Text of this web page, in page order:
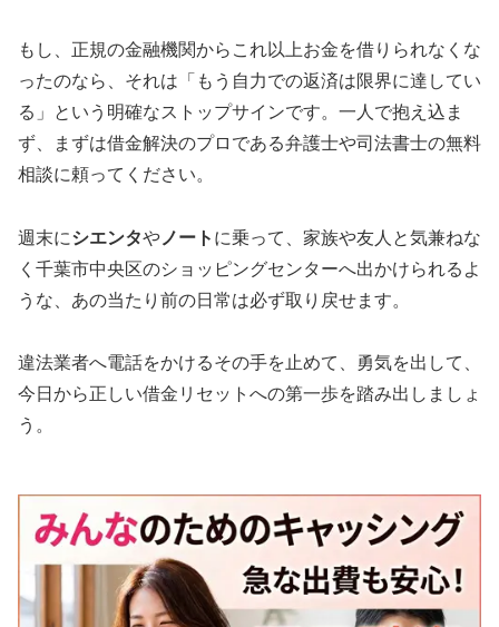
もし、正規の金融機関からこれ以上お金を借りられなくな
ったのなら、それは「もう自力での返済は限界に達してい
る」という明確なストップサインです。一人で抱え込ま
ず、まずは借金解決のプロである弁護士や司法書士の無料
相談に頼ってください。
週末にシエンタや ノート に乗って、家族や友人と気兼ねな
く千葉市中央区のショッピングセンターへ出かけられるよ
うな、あの当たり前の日常は必ず取り戻せます。
違法業者へ電話をかけるその手を止めて、勇気を出して、
今日から正しい借金リセットへの第一歩を踏み出しましょ
う。